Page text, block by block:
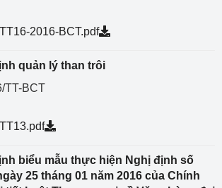
2016-BCT.pdf
quản lý than trôi
TT-BCT
biểu mẫu thực hiện Nghị định số
25 tháng 01 năm 2016 của Chính